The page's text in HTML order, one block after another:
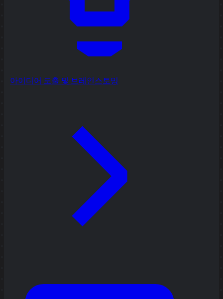
아이디어 도출 및 브레인스토밍